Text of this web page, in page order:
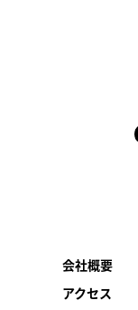
会社概要
アクセス